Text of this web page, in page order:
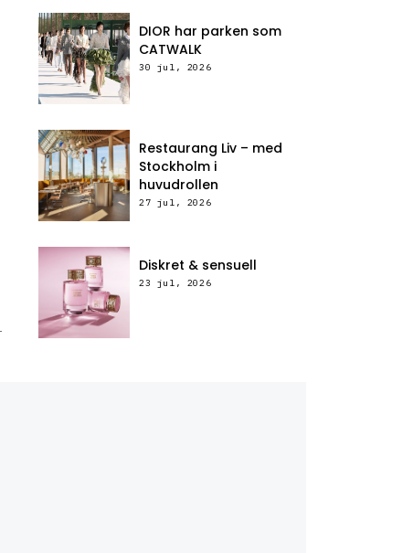
DIOR har parken som
CATWALK
30 jul, 2026
Restaurang Liv – med
Stockholm i
huvudrollen
27 jul, 2026
Diskret & sensuell
23 jul, 2026